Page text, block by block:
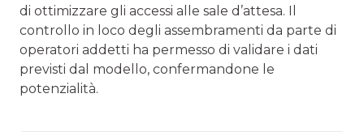
di ottimizzare gli accessi alle sale d’attesa. Il
controllo in loco degli assembramenti da parte di
operatori addetti ha permesso di validare i dati
previsti dal modello, confermandone le
potenzialità.